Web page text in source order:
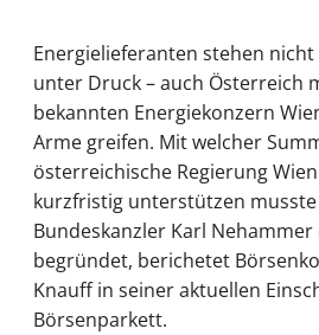
Energielieferanten stehen
unter Druck – auch Österreich
bekannten Energiekonzern
Arme greifen. Mit welcher
österreichische Regierung
kurzfristig unterstützen
Bundeskanzler Karl
begründet, berichetet
Knauff in seiner aktuellen
Börsenparkett.